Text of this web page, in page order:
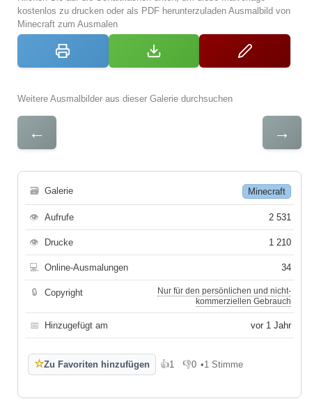
kostenlos zu drucken oder als PDF herunterzuladen Ausmalbild von
Minecraft zum Ausmalen
Weitere Ausmalbilder aus dieser Galerie durchsuchen
← →
🗃 Galerie Minecraft
👁 Aufrufe 2 531
👁 Drucke 1 210
💻 Online-Ausmalungen 34
🔒 Copyright
Nur für den persönlichen und nicht-
kommerziellen Gebrauch
📅 Hinzugefügt am vor 1 Jahr
☆Zu Favoriten hinzufügen 👍1
Gefällt mir
👎0
Gefällt mir nicht
•1 Stimme